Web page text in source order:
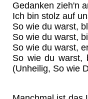
Gedanken zieh'n
Ich bin stolz auf
So wie du warst,
So wie du warst,
So wie du warst,
So wie du warst,
(Unheilig, So wie